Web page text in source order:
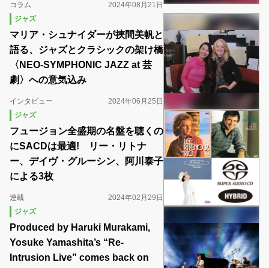
コラム
2024年08月21日
ジャズ
マリア・シュナイダーが挾間美帆と
語る、ジャズとクラシックの架け橋
〈NEO-SYMPHONIC JAZZ at 芸
劇〉への意気込み
インタビュー
2024年06月25日
ジャズ
フュージョン全盛期の名盤を聴くの
にSACDは最適! リー・リトナ
ー、デイヴ・グルーシン、阿川泰子
による3枚
連載
2024年02月29日
ジャズ
Produced by Haruki Murakami,
Yosuke Yamashita’s “Re-
Intrusion Live” comes back on